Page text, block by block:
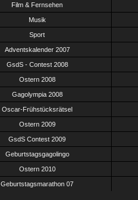
Film & Fernsehen
Musik
Sport
Adventskalender 2007
GsdS - Contest 2008
Ostern 2008
Gagolympia 2008
Oscar-Frühstücksrätsel
Ostern 2009
GsdS Contest 2009
Geburtstagsgagolingo
Ostern 2010
Geburtstagsmarathon 07